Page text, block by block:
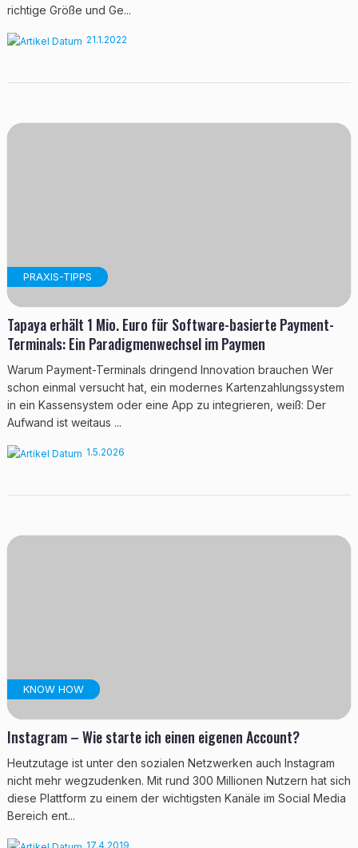
richtige Größe und Ge...
21.1.2022
PRAXIS-TIPPS
Tapaya erhält 1 Mio. Euro für Software-basierte Payment-
Terminals: Ein Paradigmenwechsel im Paymen
Warum Payment-Terminals dringend Innovation brauchen Wer
schon einmal versucht hat, ein modernes Kartenzahlungssystem
in ein Kassensystem oder eine App zu integrieren, weiß: Der
Aufwand ist weitaus ...
1.5.2026
KNOW HOW
Instagram – Wie starte ich einen eigenen Account?
Heutzutage ist unter den sozialen Netzwerken auch Instagram
nicht mehr wegzudenken. Mit rund 300 Millionen Nutzern hat sich
diese Plattform zu einem der wichtigsten Kanäle im Social Media
Bereich ent...
17.4.2019